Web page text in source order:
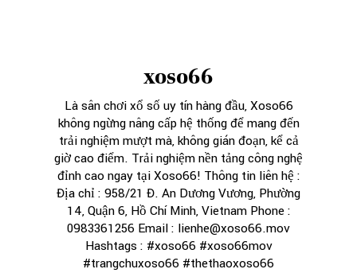
xoso66
Là sân chơi xổ số uy tín hàng đầu, Xoso66
không ngừng nâng cấp hệ thống để mang đến
trải nghiệm mượt mà, không gián đoạn, kể cả
giờ cao điểm. Trải nghiệm nền tảng công nghệ
đỉnh cao ngay tại Xoso66! Thông tin liên hệ :
Địa chỉ : 958/21 Đ. An Dương Vương, Phường
14, Quận 6, Hồ Chí Minh, Vietnam Phone :
0983361256 Email : lienhe@xoso66.mov
Hashtags : #xoso66 #xoso66mov
#trangchuxoso66 #thethaoxoso66